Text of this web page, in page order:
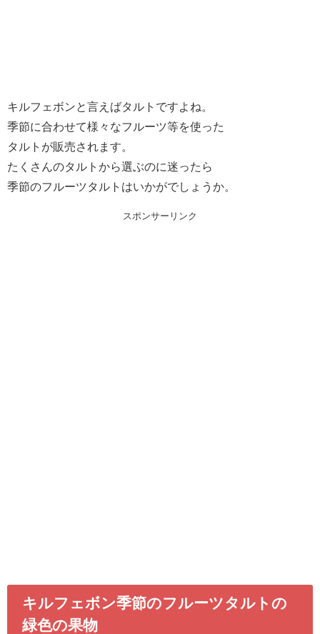
キルフェボンと言えばタルトですよね。
季節に合わせて様々なフルーツ等を使った
タルトが販売されます。
たくさんのタルトから選ぶのに迷ったら
季節のフルーツタルトはいかがでしょうか。
スポンサーリンク
キルフェボン季節のフルーツタルトの
緑色の果物